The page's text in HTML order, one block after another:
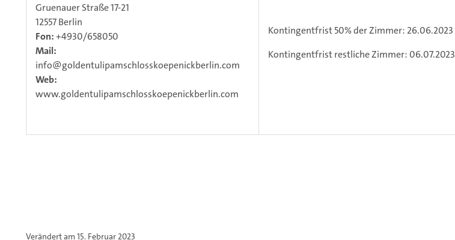
Gruenauer Straße 17-21
12557 Berlin
Fon:+4930/658050
Mail:
info@goldentulipamschlosskoepenickberlin.com
Web:
www.goldentulipamschlosskoepenickberlin.com
Kontingentfrist 50% der Zimmer: 26.06.2023
Kontingentfrist restliche Zimmer: 06.07.2023
Verändert am 15. Februar 2023